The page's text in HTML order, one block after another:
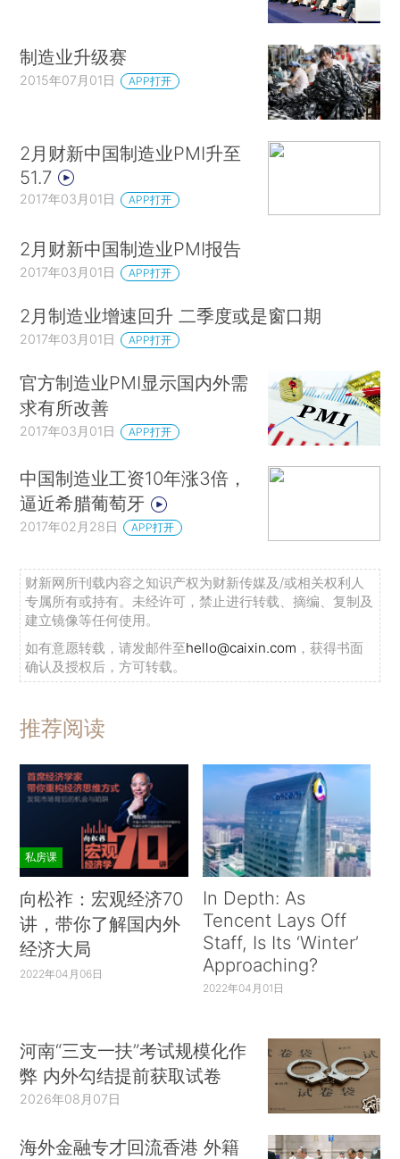
制造业升级赛
2015年07月01日 APP打开
2月财新中国制造业PMI升至
51.7
2017年03月01日 APP打开
2月财新中国制造业PMI报告
2017年03月01日 APP打开
2月制造业增速回升 二季度或是窗口期
2017年03月01日 APP打开
官方制造业PMI显示国内外需
求有所改善
2017年03月01日 APP打开
中国制造业工资10年涨3倍，
逼近希腊葡萄牙
2017年02月28日 APP打开
财新网所刊载内容之知识产权为财新传媒及/或相关权利人
专属所有或持有。未经许可，禁止进行转载、摘编、复制及
建立镜像等任何使用。
如有意愿转载，请发邮件至hello@caixin.com ，获得书面
确认及授权后，方可转载。
推荐阅读
私房课
向松祚：宏观经济70
讲，带你了解国内外
经济大局
2022年04月06日
In Depth: As
Tencent Lays Off
Staff, Is Its ‘Winter’
Approaching?
2022年04月01日
河南“三支一扶”考试规模化作
弊 内外勾结提前获取试卷
2026年08月07日
海外金融专才回流香港 外籍